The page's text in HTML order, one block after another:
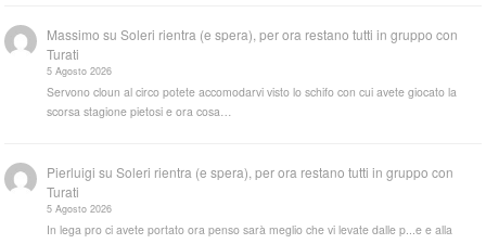
Massimo suSoleri rientra (e spera), per ora restano tutti in gruppo con
Turati
5 Agosto 2026
Servono cloun al circo potete accomodarvi visto lo schifo con cui avete giocato la
scorsa stagione pietosi e ora cosa…
Pierluigi suSoleri rientra (e spera), per ora restano tutti in gruppo con
Turati
5 Agosto 2026
In lega pro ci avete portato ora penso sarà meglio che vi levate dalle p...e e alla